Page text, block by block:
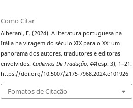
Como Citar
Alberani, E. (2024). A literatura portuguesa na
Itália na viragem do século XIX para o XX: um
panorama dos autores, tradutores e editoras
envolvidos.Cadernos De Tradução,44(esp. 3), 1–21.
https://doi.org/10.5007/2175-7968.2024.e101926
Fomatos de Citação